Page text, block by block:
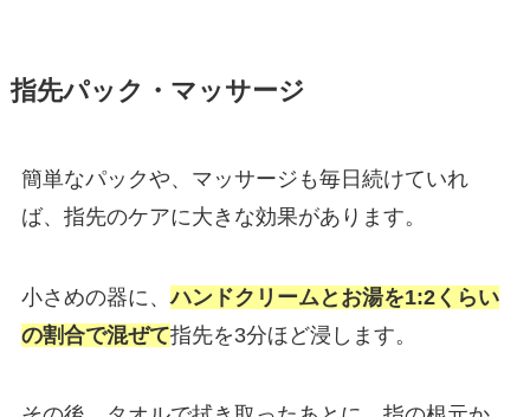
指先パック・マッサージ
簡単なパックや、マッサージも毎日続けていれ
ば、指先のケアに大きな効果があります。
小さめの器に、ハンドクリームとお湯を1:2くらい
の割合で混ぜて指先を3分ほど浸します。